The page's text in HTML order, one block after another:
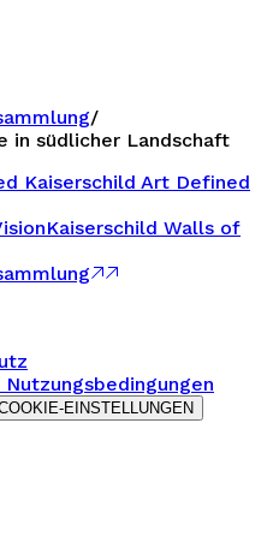
/
in südlicher Landschaft
Kaiserschild Art Defined
Kaiserschild Walls of
Nutzungsbedingungen
EINSTELLUNGEN